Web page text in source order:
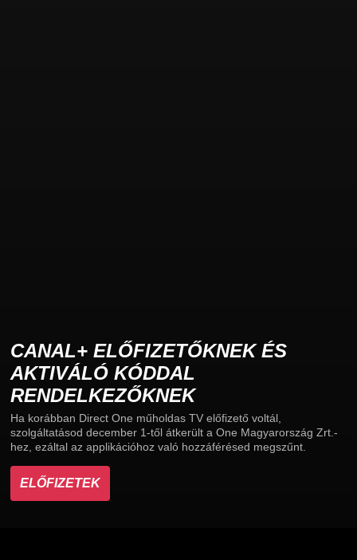
CANAL+ ELŐFIZETŐKNEK ÉS
AKTIVÁLÓ KÓDDAL
RENDELKEZŐKNEK
Ha korábban Direct One műholdas TV előfizető voltál,
szolgáltatásod december 1-től átkerült a One Magyarország Zrt.-
hez, ezáltal az applikációhoz való hozzáférésed megszűnt.
ELŐFIZETEK